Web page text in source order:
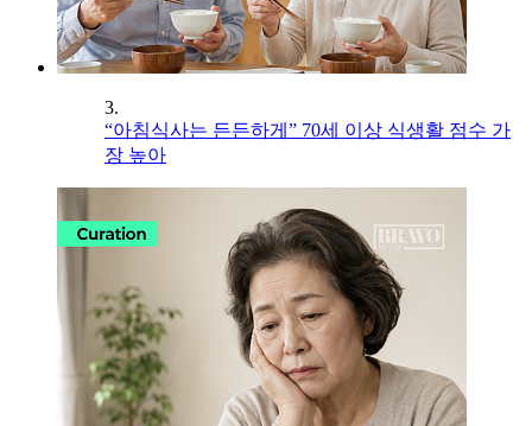
3.
“아침식사는 든든하게” 70세 이상 식생활 점수 가
장 높아